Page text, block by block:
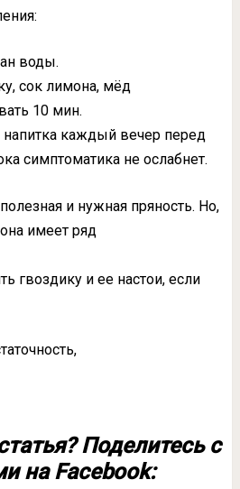
воды.
сок лимона, мёд
10 мин.
напитка каждый вечер перед
симптоматика не ослабнет.
и нужная пряность. Но,
имеет ряд
гвоздику и ее настои, если
Поделитесь с
на Facebook: